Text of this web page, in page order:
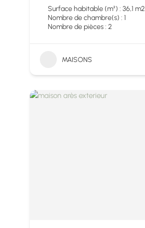
Surface habitable (m²) : 36,1 m2
Nombre de chambre(s) : 1
Nombre de pièces : 2
MAISONS